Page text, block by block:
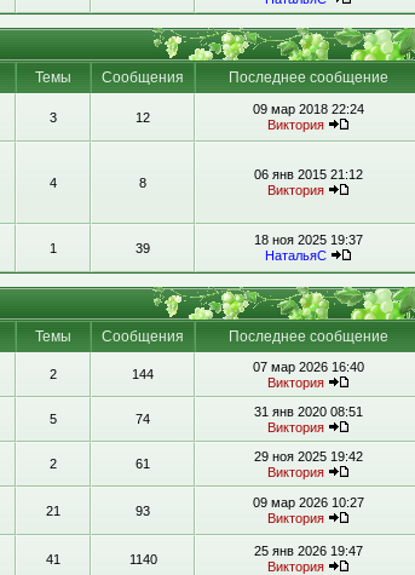
Темы Сообщения
Последнее сообщение
3 12
09 мар 2018 22:24
Виктория
4 8
06 янв 2015 21:12
Виктория
1 39
18 ноя 2025 19:37
НатальяС
Темы Сообщения Последнее сообщение
2 144
07 мар 2026 16:40
Виктория
5 74
31 янв 2020 08:51
Виктория
2 61
29 ноя 2025 19:42
Виктория
21 93
09 мар 2026 10:27
Виктория
41 1140
25 янв 2026 19:47
Виктория